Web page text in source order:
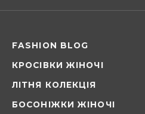
FASHION BLOG
КРОСІВКИ ЖІНОЧІ
ЛІТНЯ КОЛЕКЦІЯ
БОСОНІЖКИ ЖІНОЧІ